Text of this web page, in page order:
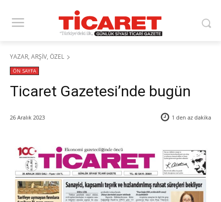
YAZAR, ARŞİV, ÖZEL
ÖN SAYFA
Ticaret Gazetesi’nde bugün
26 Aralık 2023 1 den az dakika